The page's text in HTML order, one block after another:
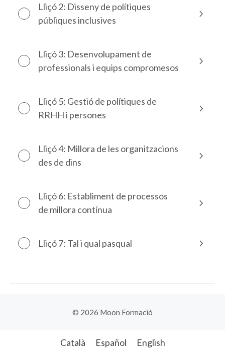
Lliçó 2: Disseny de polítiques
públiques inclusives
Lliçó 3: Desenvolupament de
professionals i equips compromesos
Lliçó 5: Gestió de polítiques de
RRHH i persones
Lliçó 4: Millora de les organitzacions
des de dins
Lliçó 6: Establiment de processos
de millora contínua
Lliçó 7: Tal i qual pasqual
© 2026 Moon Formació
Català Español English